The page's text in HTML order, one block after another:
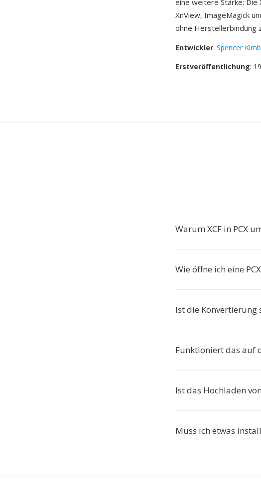
eine weitere Stärke: Die
XnView, ImageMagick
ohne Herstellerbindung
Entwickler: Spencer
Erstveröffentlichung:
Warum XCF in PCX
Wie öffne ich eine
Ist die Konvertierung
Funktioniert das auf
Ist das Hochladen
Muss ich etwas